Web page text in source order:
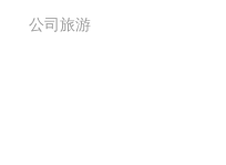
公司旅游